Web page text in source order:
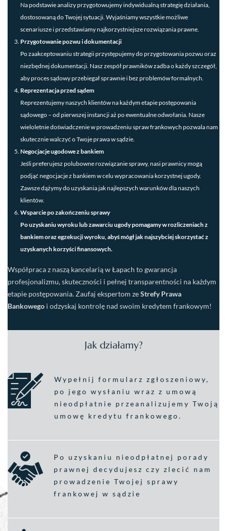
Na podstawie analizy przygotowujemy indywidualną strategię działania,
dostosowaną do Twojej sytuacji. Wyjaśniamy wszystkie możliwe
scenariusze i przedstawiamy najkorzystniejsze rozwiązania prawne.
Przygotowanie pozwu i dokumentacji
Po zaakceptowaniu strategii przystępujemy do przygotowania pozwu oraz
niezbędnej dokumentacji. Nasz zespół prawników zadba o każdy szczegół,
aby proces sądowy przebiegał sprawnie i bez problemów formalnych.
Reprezentacja przed sądem
Reprezentujemy naszych klientów na każdym etapie postępowania
sądowego – od pierwszej instancji aż po ewentualne odwołania. Nasze
wieloletnie doświadczenie w prowadzeniu spraw frankowych pozwala nam
skutecznie walczyć o Twoje prawa w sądzie.
Negocjacje ugodowe z bankiem
Jeśli preferujesz polubowne rozwiązanie sprawy, nasi prawnicy mogą
podjąć negocjacje z bankiem w celu wypracowania korzystnej ugody.
Zawsze dążymy do uzyskania jak najlepszych warunków dla naszych
klientów.
Wsparcie po zakończeniu sprawy
Po uzyskaniu wyroku lub zawarciu ugody pomagamy w rozliczeniach z
bankiem oraz egzekucji wyroku, abyś mógł jak najszybciej skorzystać z
uzyskanych korzyści finansowych.
Współpraca z naszą kancelarią w Łapach to gwarancja
profesjonalizmu, skuteczności i pełnej transparentności na każdym
etapie postępowania. Zaufaj ekspertom zeStrefy Prawa
Bankowego i odzyskaj kontrolę nad swoim kredytem frankowym!
Jak działamy?
Wypełnij formularz zgłoszeniowy,
po jego wysłaniu wraz z umową
nieodpłatnie przeanalizujemy Twoją
umowę kredytu frankowego.
Po uzyskaniu nieodpłatnej porady
prawnej decydujesz czy zlecić nam
prowadzenie Twojej sprawy
frankowej w sądzie